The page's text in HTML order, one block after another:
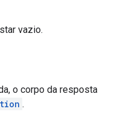
vazio.
o corpo da resposta
.